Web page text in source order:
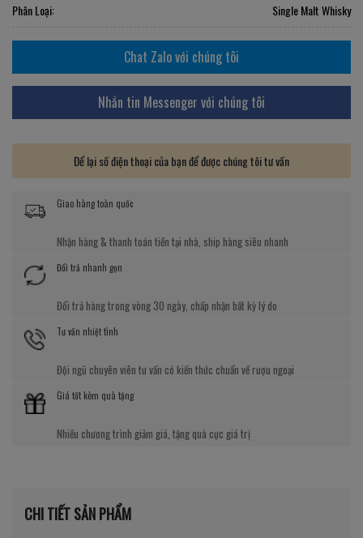
Phân Loại: Single Malt Whisky
Chat Zalo với chúng tôi
Nhắn tin Messenger với chúng tôi
Để lại số điện thoại của bạn để được chúng tôi tư vấn
Giao hàng toàn quốc
Nhận hàng & thanh toán tiền tại nhà, ship hàng siêu nhanh
Đổi trả nhanh gọn
Đổi trả hàng trong vòng 30 ngày, chấp nhận bất kỳ lý do
Tư vấn nhiệt tình
Đội ngũ chuyên viên tư vấn có kiến thức chuẩn về rượu ngoại
Giá tốt kèm quà tặng
Nhiều chương trình giảm giá, tặng quà cực giá trị
CHI TIẾT SẢN PHẨM